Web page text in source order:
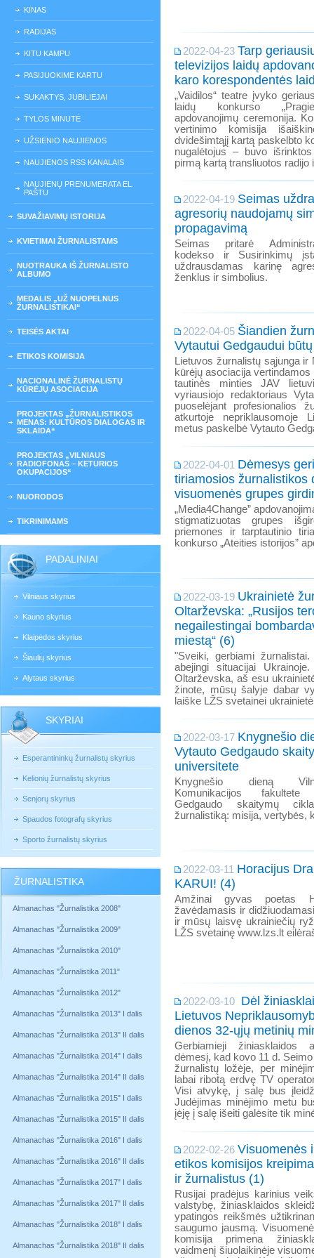
KINAS
RADIJAS
KITU KAMPU
PASIJUOKIME KARTU
SUKAKTYS, JUBILIEJAI
TYLOS MINUTĖ
UŽSIENIO NAUJIENOS
NAUJIENOS RSS KANALAIS
NAUJIENŲ PRENUMERATA EL.
PAŠTU
SUVAŽIAVIMŲ ISTORIJA
KVIETIMAI ŽURNALISTAMS
NUOTRAUKA IŠ ŽURNALISTO
ALBUMO
MEDALIS „UŽ NUOPELNUS
ŽURNALISTIKAI“
TEISĖS AKTAI
ETIKOS KOMISIJA
NACIONALINĖ ŽURNALISTŲ
KŪRĖJŲ ASOCIACIJA
PROJEKTAS „ŽURNALISTIKOS
MENAS: KULTŪROS DIALOGAS IR
SKLAIDA“
PROJEKTAS „VILNIAUS
RADIOFONAS – KETURIOS
OKUPACIJOS“
NUORODOS
TIKRINIMAMS
PADALINIAI
Vilniaus skyrius
Kauno skyrius
Klaipėdos skyrius
Šiaulių skyrius
Alytaus skyrius
SKYRIAI
Esperantininkų žurnalistų skyrius
Kelionių žurnalistų skyrius
Senjorų skyrius
Spaudos fotografų skyrius
Sporto žurnalistų skyrius
ŽURNALISTIKA
Almanachas "Žurnalistika 2008"
Almanachas "Žurnalistika 2009"
Almanachas "Žurnalistika 2010"
Almanachas "Žurnalistika 2011"
Almanachas "Žurnalistika 2012"
Almanachas "Žurnalistika 2013" I dalis
Almanachas "Žurnalistika 2013" II dalis
Almanachas "Žurnalistika 2014" I dalis
Almanachas "Žurnalistika 2014" II dalis
Almanachas "Žurnalistika 2015" I dalis
Almanachas "Žurnalistika 2015" II dalis
Almanachas "Žurnalistika 2016" I dalis
Almanachas "Žurnalistika 2016" II dalis
Almanachas "Žurnalistika 2017" I dalis
Almanachas "Žurnalistika 2017" II dalis
Almanachas "Žurnalistika 2018" I dalis
Almanachas "Žurnalistika 2018" II dalis
2022-04-23 Tarp
televizijos laidų
karo korespondentės
„Vaidilos“ teatre įvyko
laidų konkurso
apdovanojimų ceremonija.
vertinimo komisija
dvidešimtąjį kartą paskelbto
nugalėtojus – buvo
pirmą kartą transliuotos radijo
2022-04-19 Seimas
agresorių naudojamų
propagavimą
Seimas pritarė
kodekso ir Susirinkimų
uždrausdamas karinę
ženklus ir simbolius.
2022-04-05 Šiandien
Vytautui Gedgaudui
Lietuvos žurnalistų sąjunga
kūrėjų asociacija
tautinės minties JAV
vyriausiojo redaktoriaus
puoselėjant profesionalios
atkurtoje nepriklausomoje
metus paskelbė Vytauto
2022-04-01 Dėmesys
tiriamosios žurnalistikos
visuomenės grupes
„Media4Change”
stigmatizuotas grupes
priemones ir tarptautinio
konkurso „Ateities istorijos”
2022-03-19 Ukrainietė
Oltarževska: „Rusijos
negailestingai
miestą“ (6)
"Sveiki, gerbiami
abejingi situacijai
Oltarževska, aš esu
žinote, mūsų šalyje dabar
laiške LŽS svetainei
2022-03-17 Knygnešio
Vytauto Gedgaudo
universitete
Knygnešio dieną
Komunikacijos
Gedgaudo skaitymų
žurnalistiką: misija, vertybės,
2022-03-11 Horacijus
KARUI! (4)
Amžinai gyvas poetas
žavėdamasis ir
ir mūsų laisvę ukrainiečių
LŽS svetainę www.lzs.lt
2022-03-10
Dėl
Lietuvos
dienos 32-ųjų metinių
Gerbiamieji žiniasklaidos
dėmesį, kad kovo 11 d.
žurnalistų ložėje, per
labai ribotą erdvę TV
Visi atvykę, į salę bus
Judėjimas minėjimo metu
įėję į salę išeiti galėsite tik
2022-02-26 Visuomenės
etikos komisijos
ir žurnalistus (1)
Rusijai pradėjus karinius
valstybę, žiniasklaidos
ypatingos reikšmės
saugumo jausmą.
komisija primena
vaidmenį šiuolaikinėje